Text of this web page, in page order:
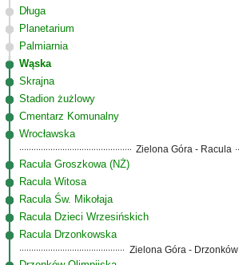
Długa
Planetarium
Palmiarnia
Wąska
Skrajna
Stadion żużlowy
Cmentarz Komunalny
Wrocławska
Zielona Góra - Racula
Racula Groszkowa (NŻ)
Racula Witosa
Racula Św. Mikołaja
Racula Dzieci Wrzesińskich
Racula Drzonkowska
Zielona Góra - Drzonków